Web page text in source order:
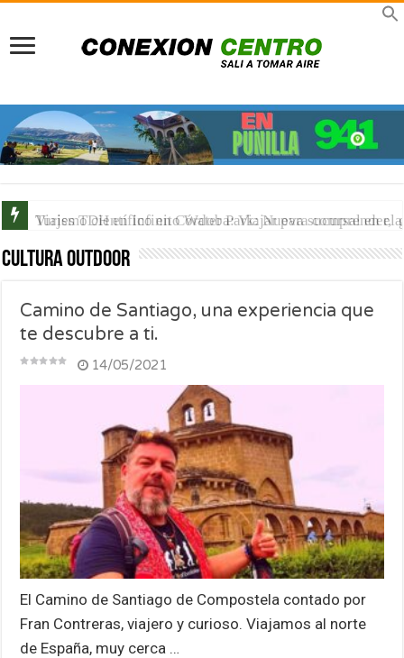
Turismo científico en Córdoba: Viajar para comprender,
Cultura Outdoor
Camino de Santiago, una experiencia que
te descubre a ti.
14/05/2021
El Camino de Santiago de Compostela contado por
Fran Contreras, viajero y curioso. Viajamos al norte
de España, muy cerca …